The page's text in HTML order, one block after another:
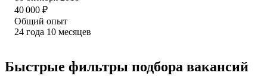
40 000 ₽
Общий опыт
24 года 10 месяцев
Быстрые фильтры подбора вакансий